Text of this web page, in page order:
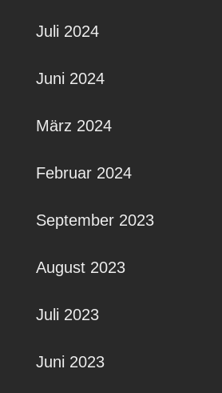
Juli 2024
Juni 2024
März 2024
Februar 2024
September 2023
August 2023
Juli 2023
Juni 2023